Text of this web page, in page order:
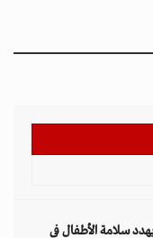
سلامة الأطفال في